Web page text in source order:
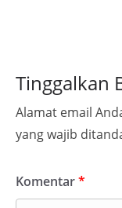
Tinggalkan
Alamat email
yang wajib
Komentar*